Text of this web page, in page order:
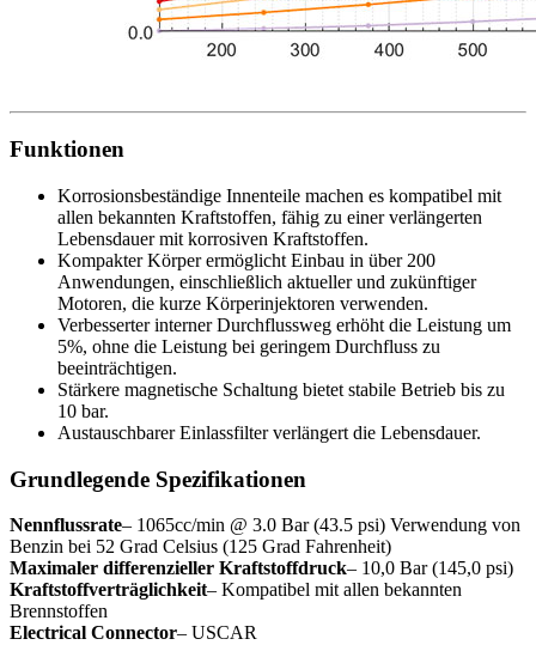
Funktionen
Korrosionsbeständige Innenteile machen es kompatibel mit
allen bekannten Kraftstoffen, fähig zu einer verlängerten
Lebensdauer mit korrosiven Kraftstoffen.
Kompakter Körper ermöglicht Einbau in über 200
Anwendungen, einschließlich aktueller und zukünftiger
Motoren, die kurze Körperinjektoren verwenden.
Verbesserter interner Durchflussweg erhöht die Leistung um
5%, ohne die Leistung bei geringem Durchfluss zu
beeinträchtigen.
Stärkere magnetische Schaltung bietet stabile Betrieb bis zu
10 bar.
Austauschbarer Einlassfilter verlängert die Lebensdauer.
Grundlegende Spezifikationen
Nennflussrate– 1065cc/min @ 3.0 Bar (43.5 psi) Verwendung von
Benzin bei 52 Grad Celsius (125 Grad Fahrenheit)
Maximaler differenzieller Kraftstoffdruck– 10,0 Bar (145,0 psi)
Kraftstoffverträglichkeit– Kompatibel mit allen bekannten
Brennstoffen
Electrical Connector– USCAR